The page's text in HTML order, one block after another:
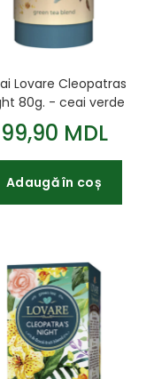
Lovare Cleopatras
80g. - ceai verde
cu bucăți de ananas
99,90 MDL
Adaugă în coș